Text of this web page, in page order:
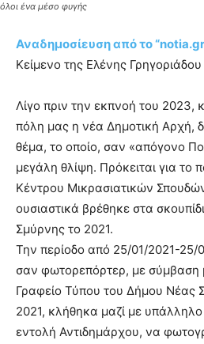
όλοι ένα μέσο φυγής
Αναδημοσίευση από το
Κείμενο της Ελένης Γρηγοριάδου
Λίγο πριν την εκπνοή του 2023,
πόλη μας η νέα Δημοτική Αρχή,
θέμα, το οποίο, σαν «απόγονο
μεγάλη θλίψη. Πρόκειται για το
Κέντρου Μικρασιατικών
ουσιαστικά βρέθηκε στα
Σμύρνης το 2021.
Την περίοδο από 25/01/2021-
σαν φωτορεπόρτερ, με
Γραφείο Τύπου του Δήμου Νέας
2021, κλήθηκα μαζί με
εντολή Αντιδημάρχου, να